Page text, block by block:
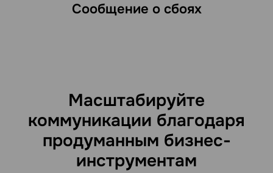
Сообщение о сбоях
Масштабируйте
коммуникации благодаря
продуманным бизнес-
инструментам